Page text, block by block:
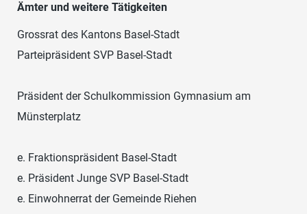
Ämter und weitere Tätigkeiten
Grossrat des Kantons Basel-Stadt
Parteipräsident SVP Basel-Stadt
Präsident der Schulkommission Gymnasium am
Münsterplatz
e. Fraktionspräsident Basel-Stadt
e. Präsident Junge SVP Basel-Stadt
e. Einwohnerrat der Gemeinde Riehen